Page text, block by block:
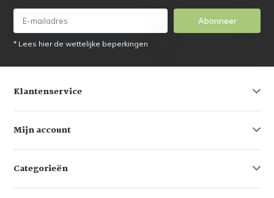
Abonneer
* Lees hier de wettelijke beperkingen
Klantenservice
Mijn account
Categorieën